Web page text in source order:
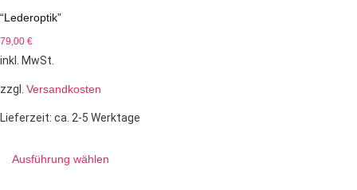
“Lederoptik”
79,00 €
inkl. MwSt.
zzgl. Versandkosten
Lieferzeit: ca. 2-5 Werktage
Ausführung wählen